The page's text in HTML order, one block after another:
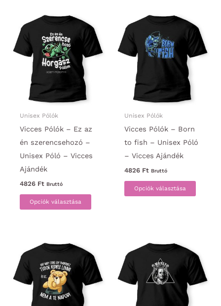
variációja
van.
A
termékoldalon
választhatók
van.
A
Unisex Pólók
Vicces Pólók – Ez az
én szerencsehozó –
Unisex Póló – Vicces
Ajándék
4826 Ft Bruttó
Opciók választása
Ennek
a
variációja
van.
A
Unisex Pólók
Vicces Pólók – Born
to fish – Unisex Póló
– Vicces Ajándék
4826 Ft Bruttó
Opciók választása
Ennek
a
van.
A